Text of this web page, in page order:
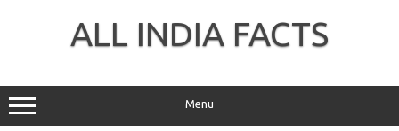
ALL INDIA FACTS
Menu